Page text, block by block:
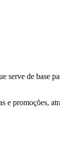
de base
promoções,